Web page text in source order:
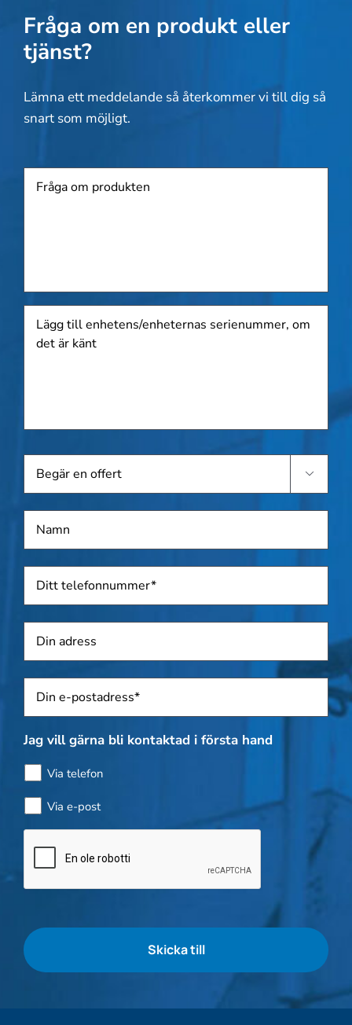
Fråga om en produkt eller
tjänst?
Lämna ett meddelande så återkommer vi till dig så
snart som möjligt.
till
enhetens/enheternas
känt
en
offert

Namn *
Telefon *
Adress
Sposti *
Jag vill gärna bli kontaktad i första hand
Via telefon
Via e-post
flaskor